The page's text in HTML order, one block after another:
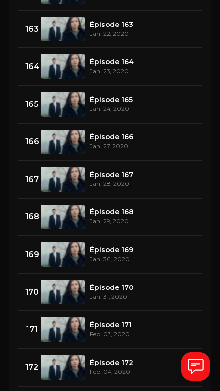
163 Épisode 163
Jan. 22, 2020
164 Épisode 164
Jan. 23, 2020
165 Épisode 165
Jan. 24, 2020
166 Épisode 166
Jan. 27, 2020
167 Épisode 167
Jan. 28, 2020
168 Épisode 168
Jan. 29, 2020
169 Épisode 169
Jan. 30, 2020
170 Épisode 170
Jan. 31, 2020
171 Épisode 171
Feb. 03, 2020
172 Épisode 172
Feb. 04, 2020